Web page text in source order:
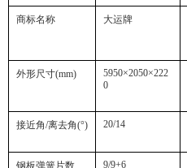
商标名称 大运牌
外形尺寸(mm)
5950×2050×222
0
接近角/离去角(°) 20/14
钢板弹簧片数 9/9+6